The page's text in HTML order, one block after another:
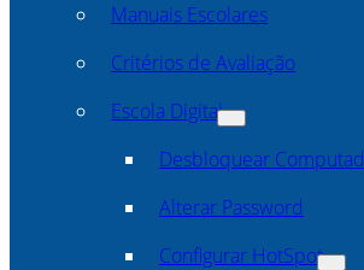
Manuais Escolares
Critérios de Avaliação
Escola Digital
Desbloquear
Alterar Password
Configurar HotSpot